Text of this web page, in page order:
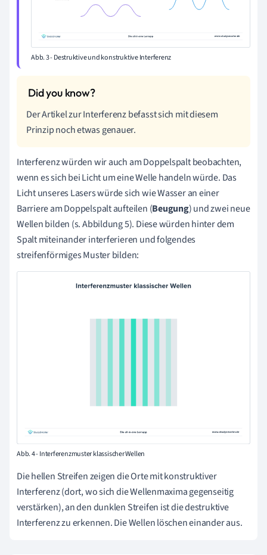
Abb. 3 - Destruktive und konstruktive Interferenz
Der Artikel zur Interferenz befasst sich mit diesem
Prinzip noch etwas genauer.
Interferenz würden wir auch am Doppelspalt beobachten,
wenn es sich bei Licht um eine Welle handeln würde. Das
Licht unseres Lasers würde sich wie Wasser an einer
Barriere am Doppelspalt aufteilen (Beugung) und zwei neue
Wellen bilden (s. Abbildung 5). Diese würden hinter dem
Spalt miteinander interferieren und folgendes
streifenförmiges Muster bilden:
Abb. 4 - Interferenzmuster klassischer Wellen
Die hellen Streifen zeigen die Orte mit konstruktiver
Interferenz (dort, wo sich die Wellenmaxima gegenseitig
verstärken), an den dunklen Streifen ist die destruktive
Interferenz zu erkennen. Die Wellen löschen einander aus.